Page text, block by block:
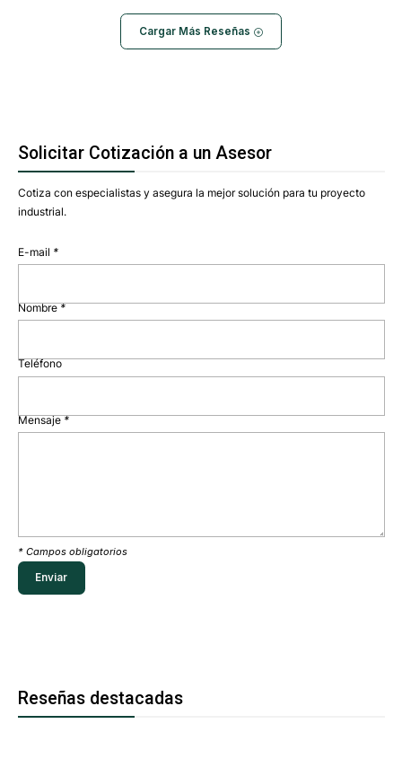
Cargar Más Reseñas
Solicitar Cotización a un Asesor
Cotiza con especialistas y asegura la mejor solución para tu proyecto
industrial.
E-mail *
Nombre *
Teléfono
Mensaje*
* Campos obligatorios
Reseñas destacadas